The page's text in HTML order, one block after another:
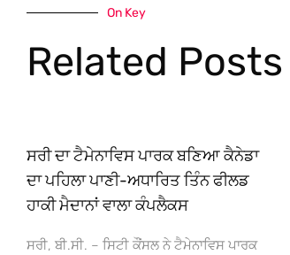
On Key
Related Posts
ਸਰੀ ਦਾ ਟੈਮੇਨਾਵਿਸ ਪਾਰਕ ਬਣਿਆ ਕੈਨੇਡਾ
ਦਾ ਪਹਿਲਾ ਪਾਣੀ-ਅਧਾਰਿਤ ਤਿੰਨ ਫੀਲਡ
ਹਾਕੀ ਮੈਦਾਨਾਂ ਵਾਲਾ ਕੰਪਲੈਕਸ
ਸਰੀ, ਬੀ.ਸੀ. – ਸਿਟੀ ਕੌਂਸਲ ਨੇ ਟੈਮੇਨਾਵਿਸ ਪਾਰਕ